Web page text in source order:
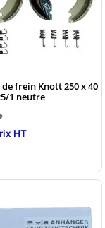
frein Knott 250 x 40
1 neutre
HT